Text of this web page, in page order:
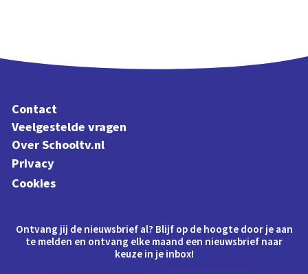
Contact
Veelgestelde vragen
Over Schooltv.nl
Privacy
Cookies
Ontvang jij de nieuwsbrief al? Blijf op de hoogte door je aan
te melden en ontvang elke maand een nieuwsbrief naar
keuze in je inbox!